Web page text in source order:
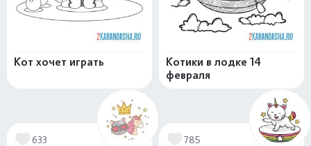
Кот хочет играть
Котики в лодке 14
февраля
633 785